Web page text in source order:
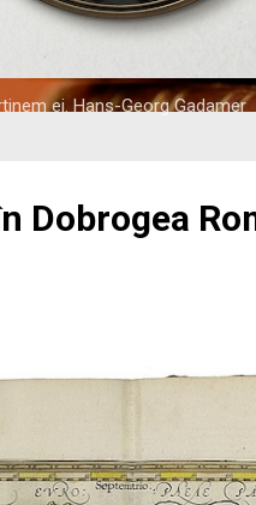
ei. Hans-Georg Gadamer
Dobrogea